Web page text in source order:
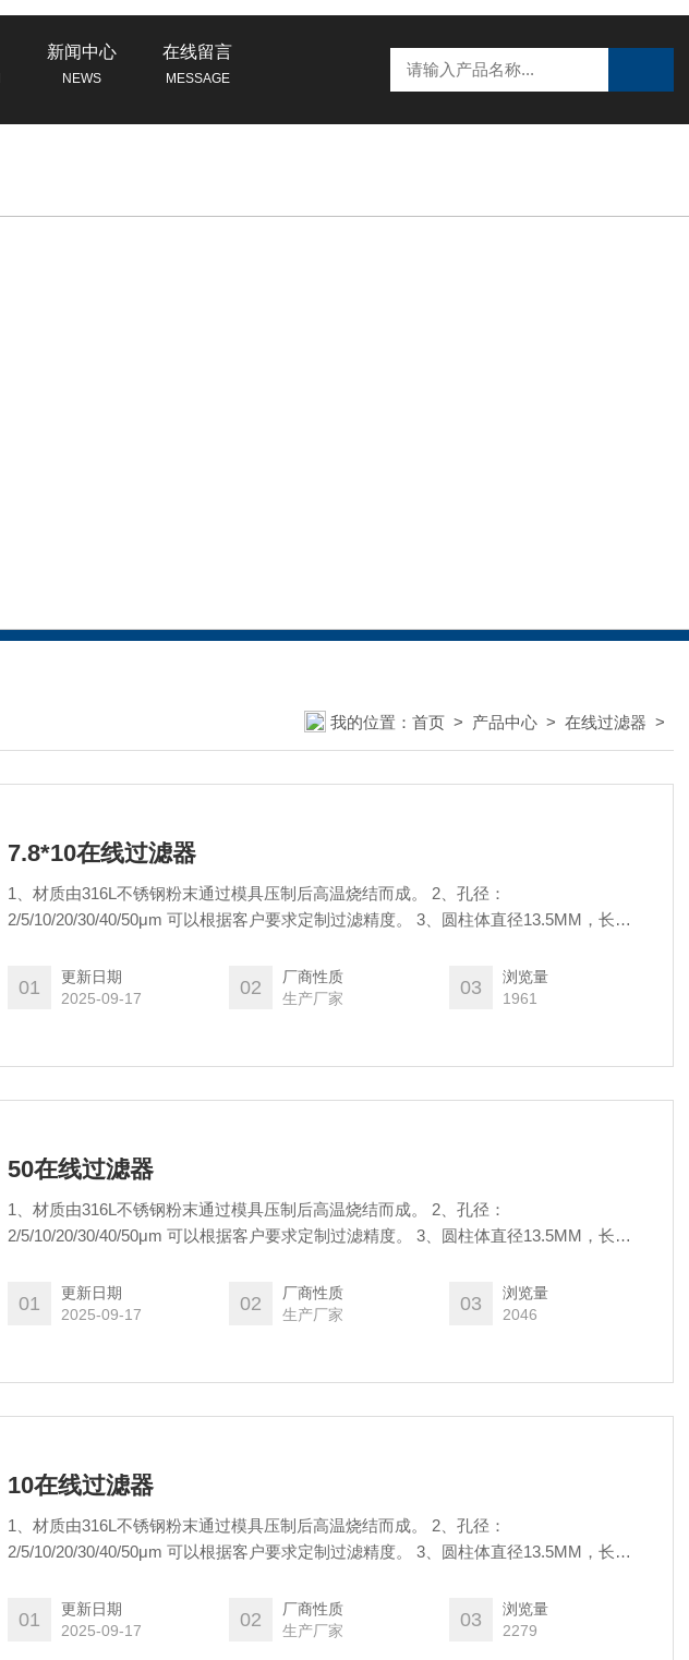
新闻中心
NEWS
在线留言
MESSAGE
我的位置： 首页 > 产品中心 > 在线过滤器 >
7.8*10在线过滤器
1、材质由316L不锈钢粉末通过模具压制后高温烧结而成。 2、孔径：
2/5/10/20/30/40/50μm 可以根据客户要求定制过滤精度。 3、圆柱体直径13.5MM，长
输液泵.放置于流动相溶剂瓶中，过滤杂质！通用于各种HPLC机型.
01
更新日期
2025-09-17
02
厂商性质
生产厂家
03
浏览量
1961
50在线过滤器
1、材质由316L不锈钢粉末通过模具压制后高温烧结而成。 2、孔径：
2/5/10/20/30/40/50μm 可以根据客户要求定制过滤精度。 3、圆柱体直径13.5MM，长
输液泵.放置于流动相溶剂瓶中，过滤杂质！通用于各种HPLC机型.
01
更新日期
2025-09-17
02
厂商性质
生产厂家
03
浏览量
2046
10在线过滤器
1、材质由316L不锈钢粉末通过模具压制后高温烧结而成。 2、孔径：
2/5/10/20/30/40/50μm 可以根据客户要求定制过滤精度。 3、圆柱体直径13.5MM，长
输液泵.放置于流动相溶剂瓶中，过滤杂质！通用于各种HPLC机型.
01
更新日期
2025-09-17
02
厂商性质
生产厂家
03
浏览量
2279